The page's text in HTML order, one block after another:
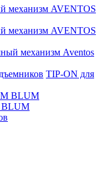
механизм AVENTOS
механизм AVENTOS
механизм Aventos
TIP-ON для
BLUM